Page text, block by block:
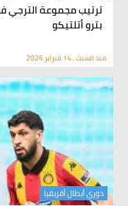
ترتيب مجموعة الترجي
بترو أتلتيكو
منذ السبت , 14 فبراير 2026
دوري أبطال أفريقيا